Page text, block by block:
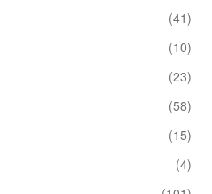
(41)
(10)
(23)
(58)
(15)
(4)